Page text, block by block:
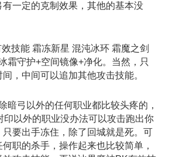
一定的克制效果，其他的基本没
技能 霜冻新星 混沌冰环 霜魔之剑
霜守护+空间镜像+净化。当然，只
，中间可以追加其他攻击技能。
暗弓以外的任何职业都比较头疼的，
印以外的职业没办法可以攻击跑出你
要出手冻住，除了回城就是死。可
职的杀手，操作起来也比较简单，